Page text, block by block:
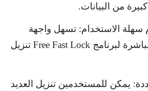
من البيانات.
الاستخدام: تسهل واجهة
لبرنامج Free Fast Lockتنزيل
يمكن للمستخدمين تنزيل العديد